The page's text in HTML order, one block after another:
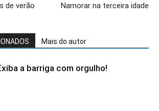
de verão Namorar na terceira idade
Mais do autor
a barriga com orgulho!